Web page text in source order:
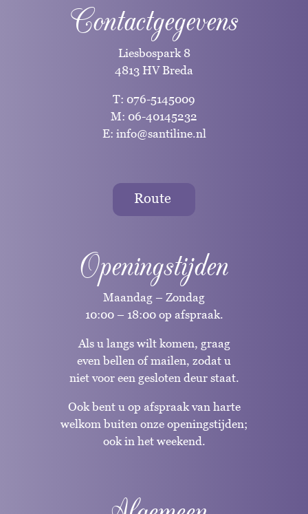
Contactgegevens
Liesbospark 8
4813 HV Breda
T: 076-5145009
M: 06-40145232
E: info@santiline.nl
Route
Openingstijden
Maandag – Zondag
10:00 – 18:00 op afspraak.
Als u langs wilt komen, graag
even bellen of mailen, zodat u
niet voor een gesloten deur staat.
Ook bent u op afspraak van harte
welkom buiten onze openingstijden;
ook in het weekend.